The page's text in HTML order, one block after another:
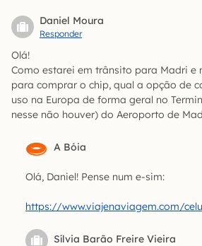
Daniel Moura
Responder
Olá!
Como estarei em trânsito para Madri e
para comprar o chip, qual a opção de
uso na Europa de forma geral no
nesse não houver) do Aeroporto de
A Bóia
Olá, Daniel! Pense num e-sim:
https://www.viajenaviagem.com/
Sílvia Barão Freire Vieira